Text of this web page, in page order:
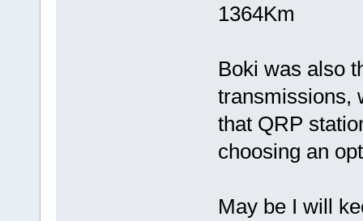
1364Km
Boki was also
transmissions,
that QRP
choosing an
May be I will